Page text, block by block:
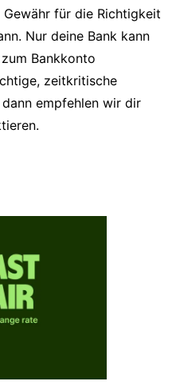
für die Richtigkeit
Nur deine Bank kann
Bankkonto
zeitkritische
empfehlen wir dir